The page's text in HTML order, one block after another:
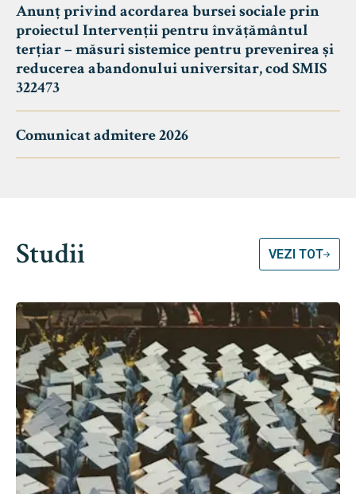
Anunț privind acordarea bursei sociale prin
proiectul Intervenții pentru învățământul
terțiar – măsuri sistemice pentru prevenirea și
reducerea abandonului universitar, cod SMIS
322473
Comunicat admitere 2026
Studii VEZI TOT